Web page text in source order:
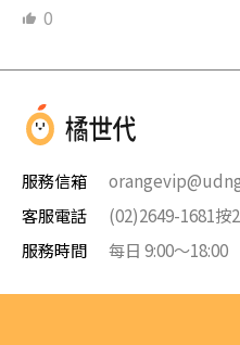
0
服務信箱
客服電話
(02)2649-1681按2
服務時間
每日 9:00～18:00